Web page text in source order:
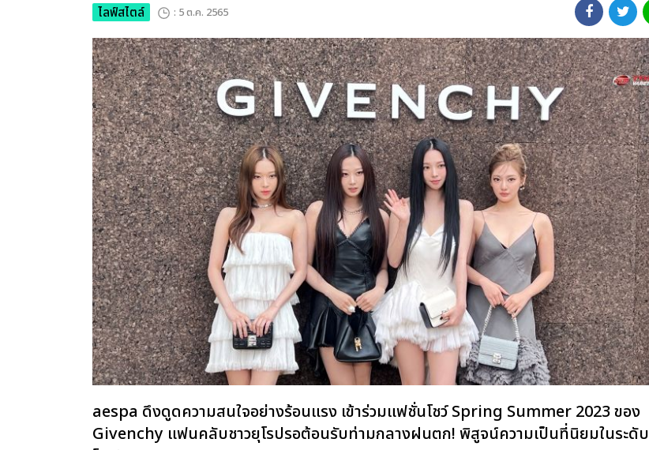
ไลฟ์สไตล์ : 5 ต.ค. 2565
aespa ดึงดูดความสนใจอย่างร้อนแรง เข้าร่วมแฟชั่นโชว์ Spring Summer 2023 ของ
Givenchy แฟนคลับชาวยุโรปรอต้อนรับท่ามกลางฝนตก! พิสูจน์ความเป็นที่นิยมในระดับ